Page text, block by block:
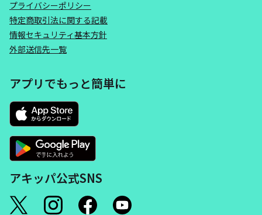
プライバシーポリシー
特定商取引法に関する記載
情報セキュリティ基本方針
外部送信先一覧
アプリでもっと簡単に
アキッパ公式SNS